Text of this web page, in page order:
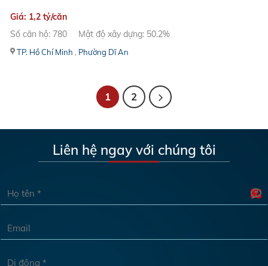
Giá: 1,2 tỷ/căn
Số căn hộ: 780
Mật độ xây dựng: 50.2%
TP. Hồ Chí Minh , Phường Dĩ An
1 2
Liên hệ ngay với chúng tôi